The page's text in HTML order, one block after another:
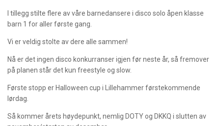
I tillegg stilte flere av våre barnedansere i disco solo åpen klasse
barn 1 for aller første gang.
Vi er veldig stolte av dere alle sammen!
Nå er det ingen disco konkurranser igjen før neste år, så fremover
på planen står det kun freestyle og slow.
Første stopp er Halloween cup i Lillehammer førstekommende
lørdag.
Så kommer årets høydepunkt, nemlig DOTY og DKKQ i slutten av